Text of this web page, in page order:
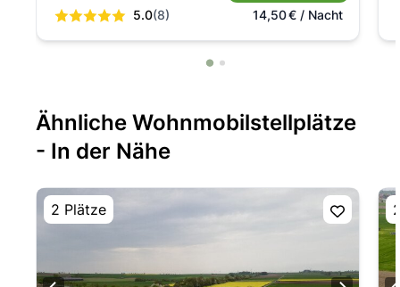
5.0(8)
14,50€/ Nacht
Ähnliche Wohnmobilstellplätze
- In der Nähe
2 Plätze